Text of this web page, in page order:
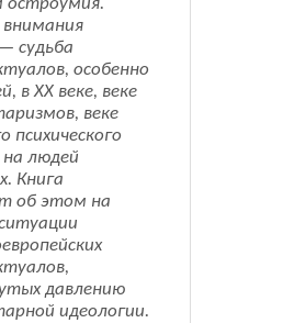
остроумия.
судьба
особенно
в XX веке, веке
веке
психического
на людей
Книга
об этом на
давлению
идеологии.